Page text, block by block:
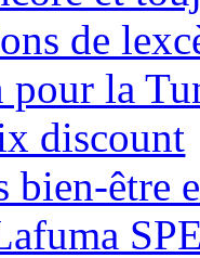
de
la
discount
bien-être